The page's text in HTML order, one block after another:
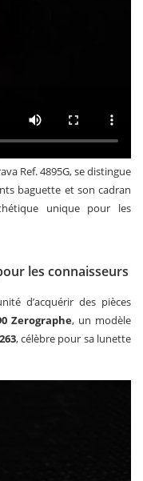
Ref. 4895G, se distingue
baguette et son cadran
unique pour les
les connaisseurs
d’acquérir des pièces
Zerographe, un modèle
, célèbre pour sa lunette